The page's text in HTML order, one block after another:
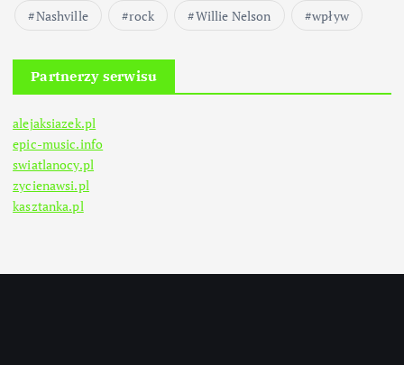
Nashville
rock Willie Nelson wpływ
Partnerzy serwisu
alejaksiazek.pl
epic-music.info
swiatlanocy.pl
zycienawsi.pl
kasztanka.pl